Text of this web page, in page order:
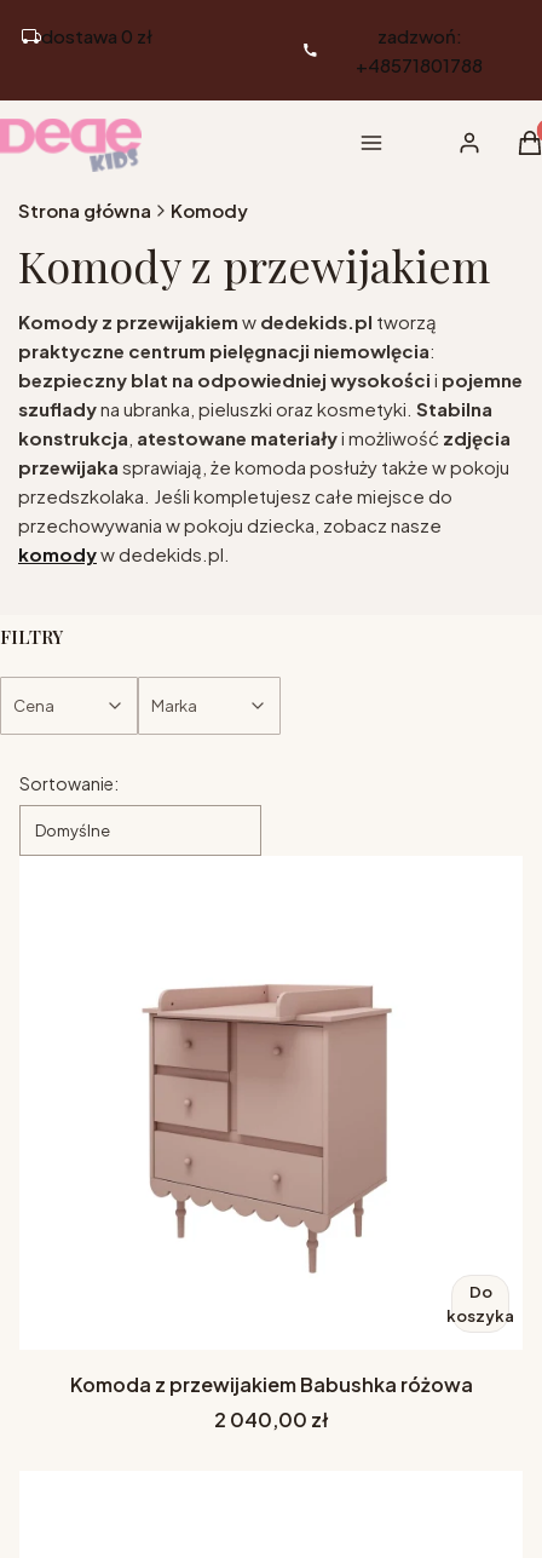
dostawa 0 zł
zadzwoń:
+48571801788
Menu Zaloguj się
Strona główna Komody
Komody z przewijakiem
Komody z przewijakiem w dedekids.pl tworzą
praktyczne centrum pielęgnacji niemowlęcia:
bezpieczny blat na odpowiedniej wysokości i pojemne
szufladyna ubranka, pieluszki oraz kosmetyki. Stabilna
konstrukcja atestowane materiałyi możliwość zdjęcia
przewijaka sprawiają, że komoda posłuży także w pokoju
przedszkolaka. Jeśli kompletujesz całe miejsce do
przechowywania w pokoju dziecka, zobacz nasze
komodyw dedekids.pl.
FILTRY
Cena Marka
Lista produktów
Sortowanie:
Domyślne
Do
koszyka
Komoda z przewijakiem Babushka różowa
Cena
2 040,00 zł